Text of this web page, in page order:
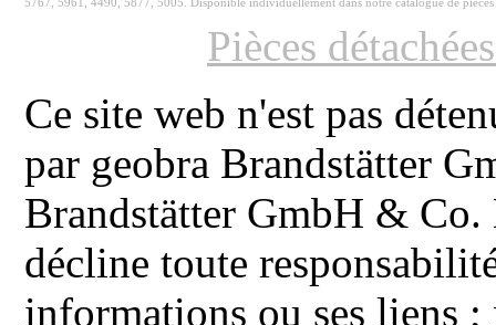
5767, 5961, 4490, 5877, 5005. Disponible individuellement dans notre catalogue de pieces
Pièces
Ce site web n'est pas
par geobra Brandstätter
Brandstätter GmbH & Co.
décline toute
informations ou ses liens ;